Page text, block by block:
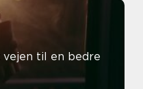
vejen til en bedre